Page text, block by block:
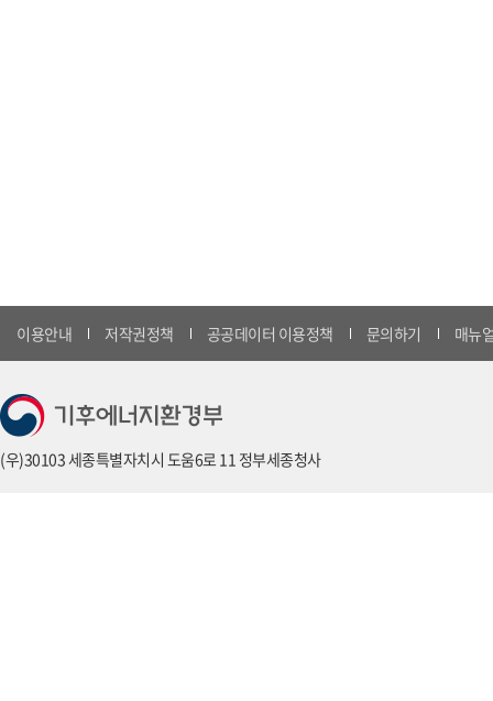
이용안내 저작권정책 공공데이터 이용정책 문의하기 매뉴
(우)30103 세종특별자치시 도움6로 11 정부세종청사